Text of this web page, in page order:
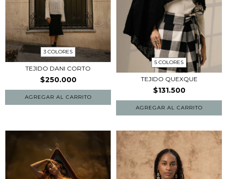
3 COLORES
TEJIDO DANI CORTO
$250.000
AGREGAR AL CARRITO
5 COLORES
TEJIDO QUEXQUE
$131.500
AGREGAR AL CARRITO